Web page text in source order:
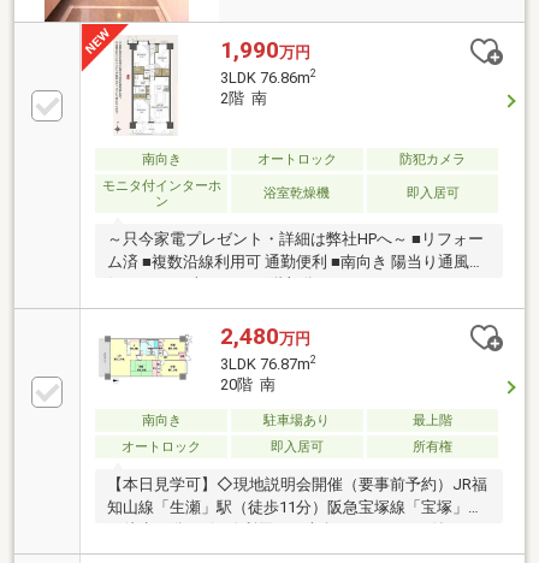
1,990万円
3LDK 76.86m2
2階 南
南向き オートロック
防犯カメラ
モニタ付インターホ
ン
浴室乾燥機 即入居可
～只今家電プレゼント・詳細は弊社HPへ～ ■リフォー
ム済 ■複数沿線利用可 通勤便利 ■南向き 陽当り通風良
2,480万円
3LDK 76.87m2
20階 南
南向き 駐車場あり
最上階
オートロック
即入居可 所有権
【本日見学可】◇現地説明会開催（要事前予約）JR福
知山線「生瀬」駅（徒歩11分）阪急宝塚線「宝塚」駅
陽当たり良好。20階部分につき眺望良好。